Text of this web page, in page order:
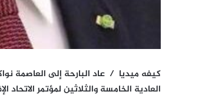
كيفه ميديا / عاد البارحة إلى العاصمة
العادية الخامسة والثلاثين لمؤتمر الاتحاد